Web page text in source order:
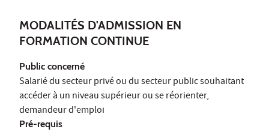
MODALITÉS D'ADMISSION EN
FORMATION CONTINUE
Public concerné
Salarié du secteur privé ou du secteur public souhaitant
accéder à un niveau supérieur ou se réorienter,
demandeur d'emploi
Pré-requis